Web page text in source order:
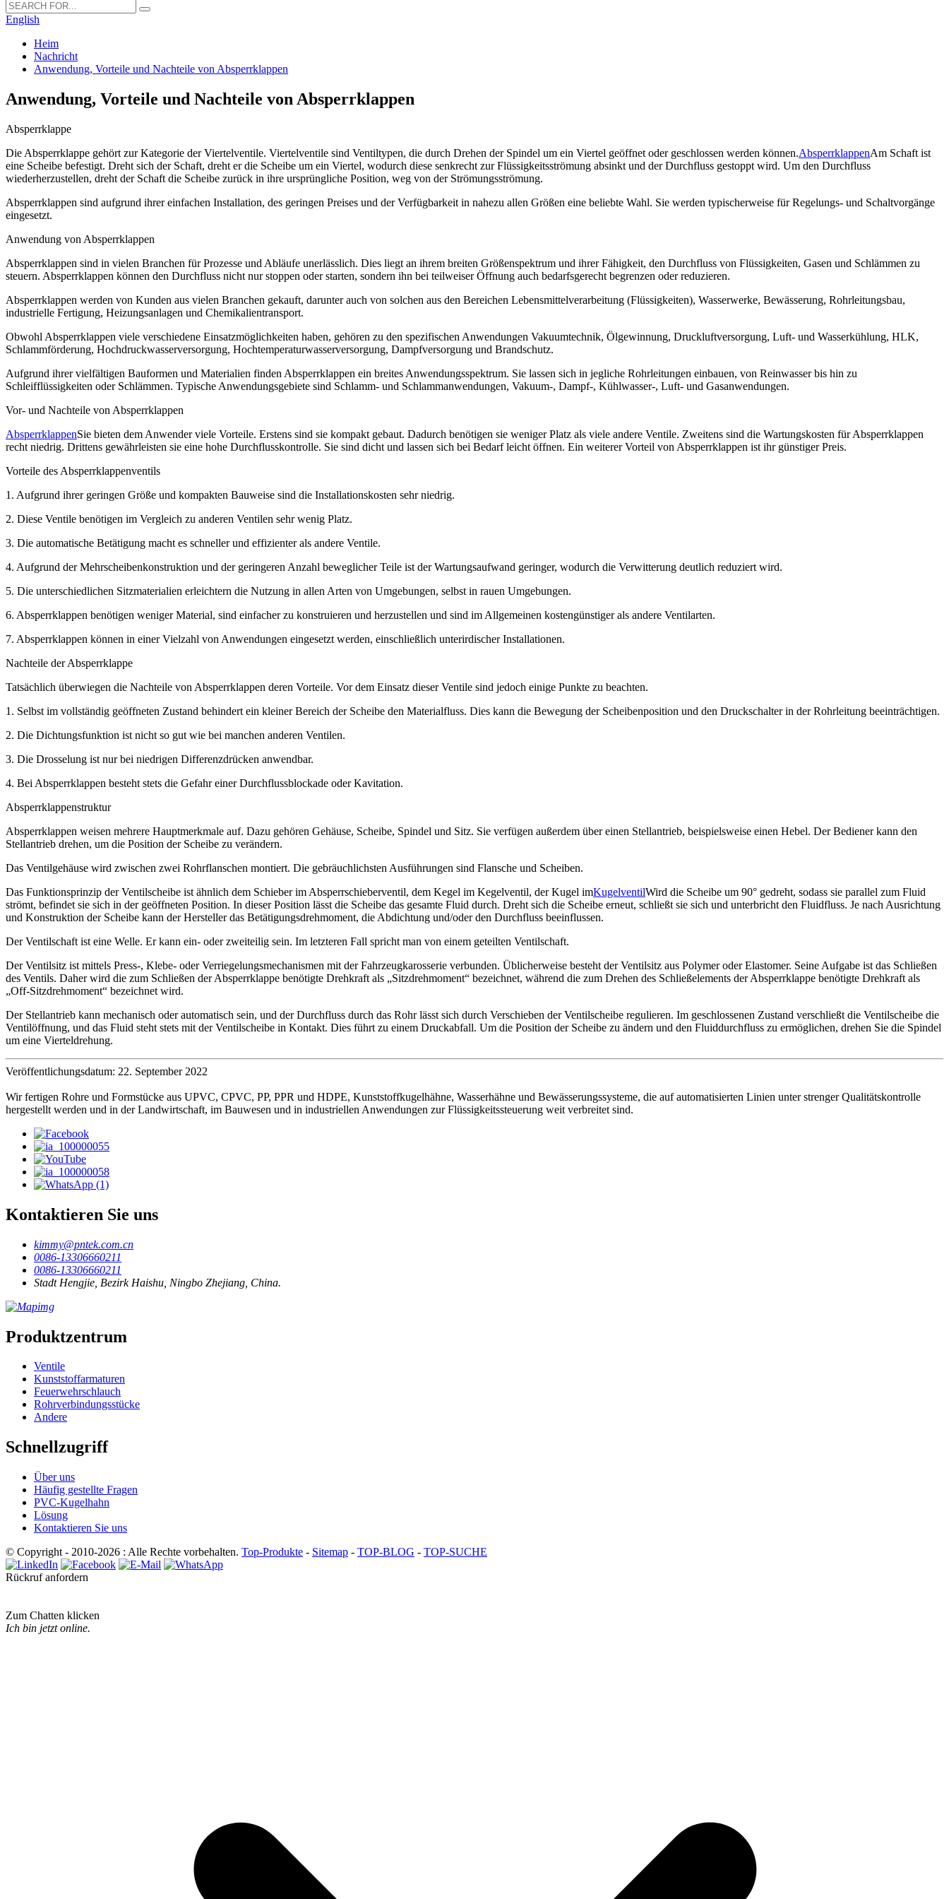
English
Heim
Nachricht
Anwendung, Vorteile und Nachteile von Absperrklappen
Anwendung, Vorteile und Nachteile von Absperrklappen
Absperrklappe
Die Absperrklappe gehört zur Kategorie der Viertelventile. Viertelventile sind Ventiltypen, die durch Drehen der Spindel um ein Viertel geöffnet oder geschlossen werden können.AbsperrklappenAm Schaft ist
eine Scheibe befestigt. Dreht sich der Schaft, dreht er die Scheibe um ein Viertel, wodurch diese senkrecht zur Flüssigkeitsströmung absinkt und der Durchfluss gestoppt wird. Um den Durchfluss
wiederherzustellen, dreht der Schaft die Scheibe zurück in ihre ursprüngliche Position, weg von der Strömungsströmung.
Absperrklappen sind aufgrund ihrer einfachen Installation, des geringen Preises und der Verfügbarkeit in nahezu allen Größen eine beliebte Wahl. Sie werden typischerweise für Regelungs- und Schaltvorgänge
eingesetzt.
Anwendung von Absperrklappen
Absperrklappen sind in vielen Branchen für Prozesse und Abläufe unerlässlich. Dies liegt an ihrem breiten Größenspektrum und ihrer Fähigkeit, den Durchfluss von Flüssigkeiten, Gasen und Schlämmen zu
steuern. Absperrklappen können den Durchfluss nicht nur stoppen oder starten, sondern ihn bei teilweiser Öffnung auch bedarfsgerecht begrenzen oder reduzieren.
Absperrklappen werden von Kunden aus vielen Branchen gekauft, darunter auch von solchen aus den Bereichen Lebensmittelverarbeitung (Flüssigkeiten), Wasserwerke, Bewässerung, Rohrleitungsbau,
industrielle Fertigung, Heizungsanlagen und Chemikalientransport.
Obwohl Absperrklappen viele verschiedene Einsatzmöglichkeiten haben, gehören zu den spezifischen Anwendungen Vakuumtechnik, Ölgewinnung, Druckluftversorgung, Luft- und Wasserkühlung, HLK,
Schlammförderung, Hochdruckwasserversorgung, Hochtemperaturwasserversorgung, Dampfversorgung und Brandschutz.
Aufgrund ihrer vielfältigen Bauformen und Materialien finden Absperrklappen ein breites Anwendungsspektrum. Sie lassen sich in jegliche Rohrleitungen einbauen, von Reinwasser bis hin zu
Schleifflüssigkeiten oder Schlämmen. Typische Anwendungsgebiete sind Schlamm- und Schlammanwendungen, Vakuum-, Dampf-, Kühlwasser-, Luft- und Gasanwendungen.
Vor- und Nachteile von Absperrklappen
AbsperrklappenSie bieten dem Anwender viele Vorteile. Erstens sind sie kompakt gebaut. Dadurch benötigen sie weniger Platz als viele andere Ventile. Zweitens sind die Wartungskosten für Absperrklappen
recht niedrig. Drittens gewährleisten sie eine hohe Durchflusskontrolle. Sie sind dicht und lassen sich bei Bedarf leicht öffnen. Ein weiterer Vorteil von Absperrklappen ist ihr günstiger Preis.
Vorteile des Absperrklappenventils
1. Aufgrund ihrer geringen Größe und kompakten Bauweise sind die Installationskosten sehr niedrig.
2. Diese Ventile benötigen im Vergleich zu anderen Ventilen sehr wenig Platz.
3. Die automatische Betätigung macht es schneller und effizienter als andere Ventile.
4. Aufgrund der Mehrscheibenkonstruktion und der geringeren Anzahl beweglicher Teile ist der Wartungsaufwand geringer, wodurch die Verwitterung deutlich reduziert wird.
5. Die unterschiedlichen Sitzmaterialien erleichtern die Nutzung in allen Arten von Umgebungen, selbst in rauen Umgebungen.
6. Absperrklappen benötigen weniger Material, sind einfacher zu konstruieren und herzustellen und sind im Allgemeinen kostengünstiger als andere Ventilarten.
7. Absperrklappen können in einer Vielzahl von Anwendungen eingesetzt werden, einschließlich unterirdischer Installationen.
Nachteile der Absperrklappe
Tatsächlich überwiegen die Nachteile von Absperrklappen deren Vorteile. Vor dem Einsatz dieser Ventile sind jedoch einige Punkte zu beachten.
1. Selbst im vollständig geöffneten Zustand behindert ein kleiner Bereich der Scheibe den Materialfluss. Dies kann die Bewegung der Scheibenposition und den Druckschalter in der Rohrleitung beeinträchtigen.
2. Die Dichtungsfunktion ist nicht so gut wie bei manchen anderen Ventilen.
3. Die Drosselung ist nur bei niedrigen Differenzdrücken anwendbar.
4. Bei Absperrklappen besteht stets die Gefahr einer Durchflussblockade oder Kavitation.
Absperrklappenstruktur
Absperrklappen weisen mehrere Hauptmerkmale auf. Dazu gehören Gehäuse, Scheibe, Spindel und Sitz. Sie verfügen außerdem über einen Stellantrieb, beispielsweise einen Hebel. Der Bediener kann den
Stellantrieb drehen, um die Position der Scheibe zu verändern.
Das Ventilgehäuse wird zwischen zwei Rohrflanschen montiert. Die gebräuchlichsten Ausführungen sind Flansche und Scheiben.
Das Funktionsprinzip der Ventilscheibe ist ähnlich dem Schieber im Absperrschieberventil, dem Kegel im Kegelventil, der Kugel imKugelventilWird die Scheibe um 90° gedreht, sodass sie parallel zum Fluid
strömt, befindet sie sich in der geöffneten Position. In dieser Position lässt die Scheibe das gesamte Fluid durch. Dreht sich die Scheibe erneut, schließt sie sich und unterbricht den Fluidfluss. Je nach Ausrichtung
und Konstruktion der Scheibe kann der Hersteller das Betätigungsdrehmoment, die Abdichtung und/oder den Durchfluss beeinflussen.
Der Ventilschaft ist eine Welle. Er kann ein- oder zweiteilig sein. Im letzteren Fall spricht man von einem geteilten Ventilschaft.
Der Ventilsitz ist mittels Press-, Klebe- oder Verriegelungsmechanismen mit der Fahrzeugkarosserie verbunden. Üblicherweise besteht der Ventilsitz aus Polymer oder Elastomer. Seine Aufgabe ist das Schließen
des Ventils. Daher wird die zum Schließen der Absperrklappe benötigte Drehkraft als „Sitzdrehmoment“ bezeichnet, während die zum Drehen des Schließelements der Absperrklappe benötigte Drehkraft als
„Off-Sitzdrehmoment“ bezeichnet wird.
Der Stellantrieb kann mechanisch oder automatisch sein, und der Durchfluss durch das Rohr lässt sich durch Verschieben der Ventilscheibe regulieren. Im geschlossenen Zustand verschließt die Ventilscheibe die
Ventilöffnung, und das Fluid steht stets mit der Ventilscheibe in Kontakt. Dies führt zu einem Druckabfall. Um die Position der Scheibe zu ändern und den Fluiddurchfluss zu ermöglichen, drehen Sie die Spindel
um eine Vierteldrehung.
Veröffentlichungsdatum: 22. September 2022
Wir fertigen Rohre und Formstücke aus UPVC, CPVC, PP, PPR und HDPE, Kunststoffkugelhähne, Wasserhähne und Bewässerungssysteme, die auf automatisierten Linien unter strenger Qualitätskontrolle
hergestellt werden und in der Landwirtschaft, im Bauwesen und in industriellen Anwendungen zur Flüssigkeitssteuerung weit verbreitet sind.
Kontaktieren Sie uns
kimmy@pntek.com.cn
0086-13306660211
0086-13306660211
Stadt Hengjie, Bezirk Haishu, Ningbo Zhejiang, China.
Produktzentrum
Ventile
Kunststoffarmaturen
Feuerwehrschlauch
Rohrverbindungsstücke
Andere
Schnellzugriff
Über uns
Häufig gestellte Fragen
PVC-Kugelhahn
Lösung
Kontaktieren Sie uns
© Copyright - 2010-2026 : Alle Rechte vorbehalten. Top-Produkte - Sitemap - TOP-BLOG - TOP-SUCHE
Rückruf anfordern
Zum Chatten klicken
Ich bin jetzt online.